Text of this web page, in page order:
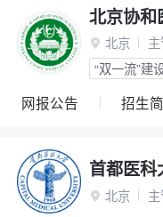
北京协和
 北京 主
“双一流”建
网报公告 招生
首都医科
 北京 主